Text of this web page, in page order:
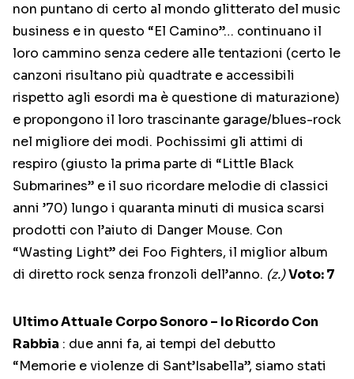
non puntano di certo al mondo glitterato del music
business e in questo “El Camino”… continuano il
loro cammino senza cedere alle tentazioni (certo le
canzoni risultano più quadtrate e accessibili
rispetto agli esordi ma è questione di maturazione)
e propongono il loro trascinante garage/blues-rock
nel migliore dei modi. Pochissimi gli attimi di
respiro (giusto la prima parte di “Little Black
Submarines” e il suo ricordare melodie di classici
anni ’70) lungo i quaranta minuti di musica scarsi
prodotti con l’aiuto di Danger Mouse. Con
“Wasting Light” dei Foo Fighters, il miglior album
di diretto rock senza fronzoli dell’anno. (z.)Voto: 7
Ultimo Attuale Corpo Sonoro – Io Ricordo Con
Rabbia : due anni fa, ai tempi del debutto
“Memorie e violenze di Sant’Isabella”, siamo stati